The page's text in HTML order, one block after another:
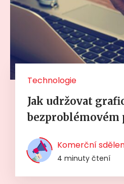
Technologie
Jak udržovat
bezproblémovém
Komerční
4 minuty čtení